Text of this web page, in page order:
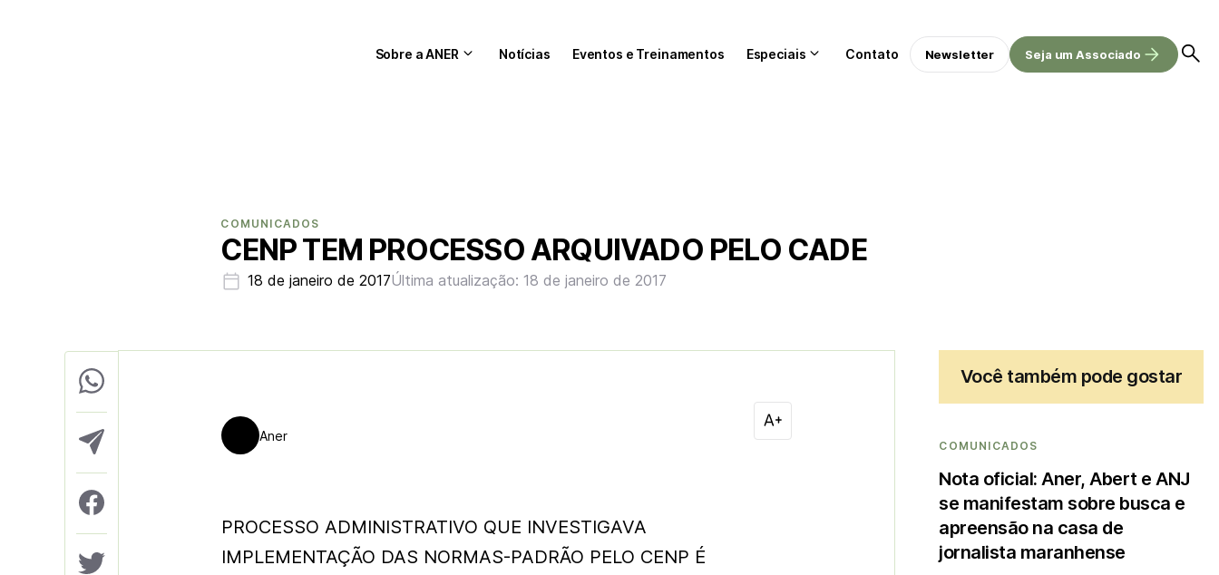
Sobre a ANER Notícias Eventos e Treinamentos Especiais Contato Newsletter Seja um Associado
COMUNICADOS
CENP TEM PROCESSO ARQUIVADO PELO CADE
18 de janeiro de 2017Última atualização: 18 de janeiro de 2017
Aner
PROCESSO ADMINISTRATIVO QUE INVESTIGAVA
IMPLEMENTAÇÃO DAS NORMAS-PADRÃO PELO CENP É
Você também pode gostar
COMUNICADOS
Nota oficial: Aner, Abert e ANJ
se manifestam sobre busca e
apreensão na casa de
jornalista maranhense